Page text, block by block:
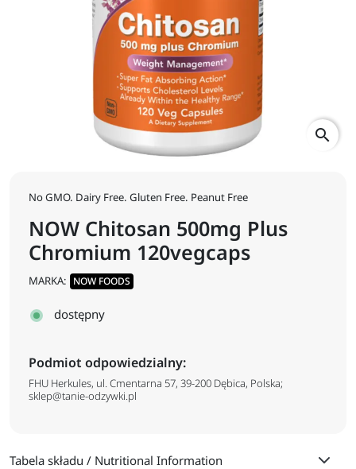
search
No GMO. Dairy Free. Gluten Free. Peanut Free
NOW Chitosan 500mg Plus
Chromium 120vegcaps
MARKA: NOW FOODS
dostępny
Podmiot odpowiedzialny:
FHU Herkules, ul. Cmentarna 57, 39-200 Dębica, Polska;
sklep@tanie-odzywki.pl
Tabela składu / Nutritional Information